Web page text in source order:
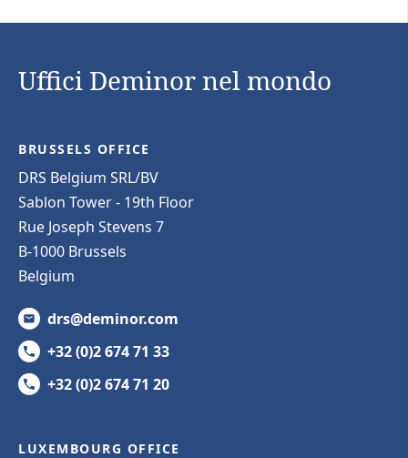
Uffici Deminor nel mondo
BRUSSELS OFFICE
DRS Belgium SRL/BV
Sablon Tower - 19th Floor
Rue Joseph Stevens 7
B-1000 Brussels
Belgium
drs@deminor.com
+32 (0)2 674 71 33
+32 (0)2 674 71 20
LUXEMBOURG OFFICE